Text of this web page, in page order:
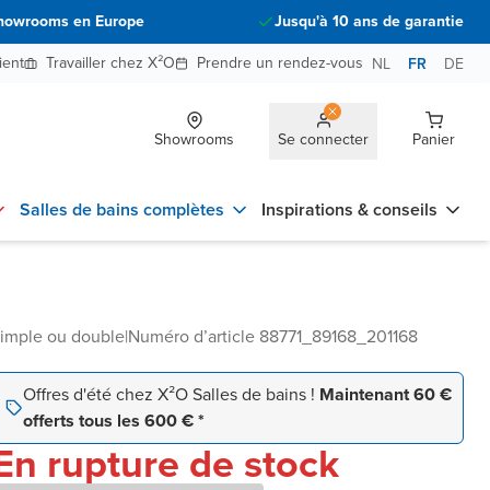
en Europe
Jusqu'à 10 ans de garantie
Travailler chez X²O Prendre un rendez-vous NL FR DE
Showrooms Se connecter Panier
Salles de bains complètes Inspirations & conseils
ou double|Numéro d’article 88771_89168_201168
Offres d'été chez X²O Salles de bains ! Maintenant 60 €
offerts tous les 600 € *
rupture de stock